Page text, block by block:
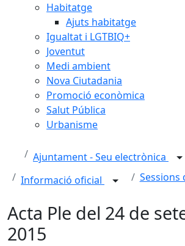
Habitatge
Ajuts habitatge
Igualtat i LGTBIQ+
Joventut
Medi ambient
Nova Ciutadania
Promoció econòmica
Salut Pública
Urbanisme
Ajuntament - Seu electrònica
Informació oficial
Sessions
Acta Ple del 24 de
2015